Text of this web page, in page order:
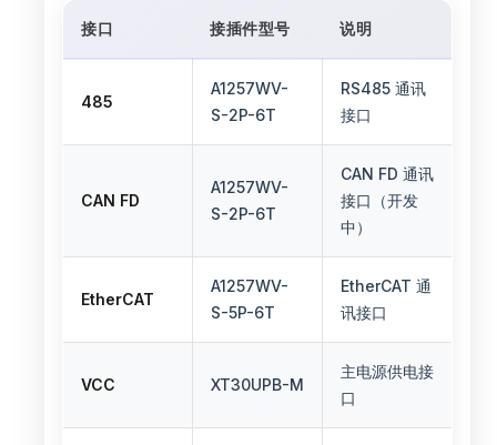
接口 接插件型号 说明
485
A1257WV-
S-2P-6T
RS485 通讯
接口
CAN FD
A1257WV-
S-2P-6T
CAN FD 通讯
接口（开发
中）
EtherCAT
A1257WV-
S-5P-6T
EtherCAT 通
讯接口
VCC XT30UPB-M
主电源供电接
口